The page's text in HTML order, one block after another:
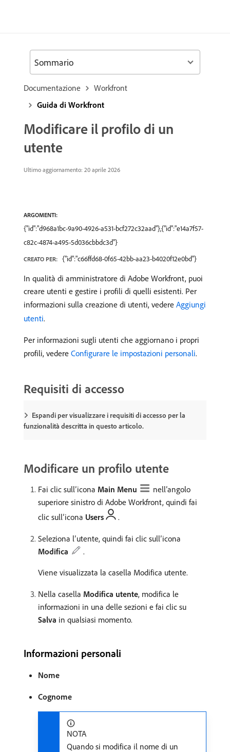
Documentazione
Workfront
Guida di Workfront
Modificare il profilo di un
utente
Ultimo aggiornamento: 20 aprile 2026
ARGOMENTI:
{"id":"d968a1bc-9a90-4926-a531-bcf272c32aad"},{"id":"e14a7f57-
c82c-4874-a495-5d036cbbdc3d"}
CREATO PER: {"id":"c66ffd68-0f65-42bb-aa23-b4020f12e0bd"}
In qualità di amministratore di Adobe Workfront, puoi
creare utenti e gestire i profili di quelli esistenti. Per
informazioni sulla creazione di utenti, vedere Aggiungi
utenti.
Per informazioni sugli utenti che aggiornano i propri
profili, vedere Configurare le impostazioni personali.
Requisiti di accesso
Espandi per visualizzare i requisiti di accesso per la
funzionalità descritta in questo articolo.
Modificare un profilo utente
Fai clic sull’icona Main Menu
nell’angolo
superiore sinistro di Adobe Workfront, quindi fai
clic sull’icona Users .
Seleziona l’utente, quindi fai clic sull’icona
Modifica
.
Viene visualizzata la casella Modifica utente.
Nella casella Modifica utente, modifica le
informazioni in una delle sezioni e fai clic su
Salva in qualsiasi momento.
Informazioni personali
Nome
Cognome
NOTA
Quando si modifica il nome di un
Sommario